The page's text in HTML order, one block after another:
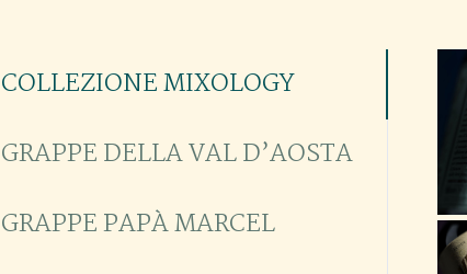
COLLEZIONE MIXOLOGY
GRAPPE DELLA VAL D’AOSTA
GRAPPE PAPÀ MARCEL